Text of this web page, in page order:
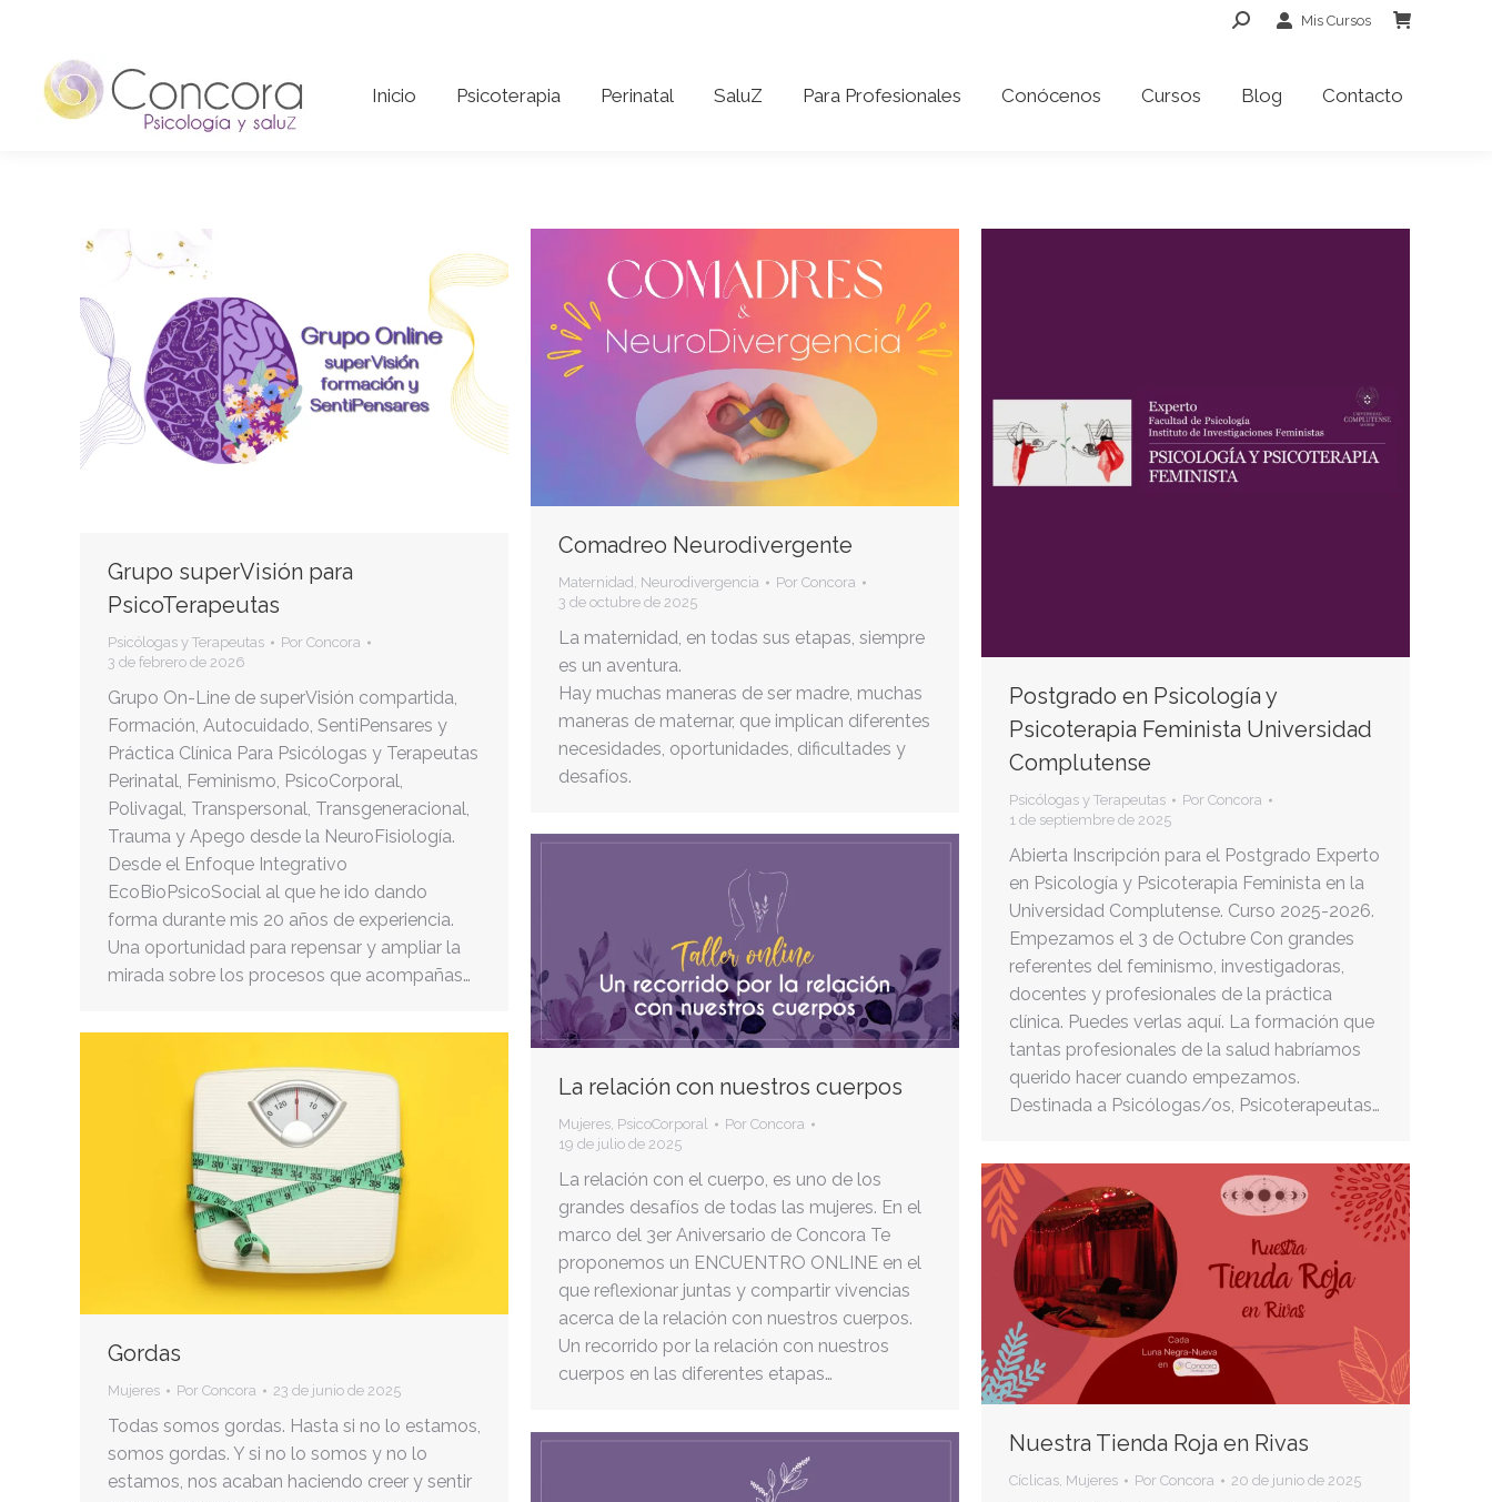
Buscar: Mis Cursos
Inicio Psicoterapia Perinatal SaluZ Para Profesionales Conócenos Cursos Blog Contacto
Grupo superVisión para
PsicoTerapeutas
Psicólogas y Terapeutas Por Concora
3 de febrero de 2026
Grupo On-Line de superVisión compartida,
Formación, Autocuidado, SentiPensares y
Práctica Clínica Para Psicólogas y Terapeutas
Perinatal, Feminismo, PsicoCorporal,
Polivagal, Transpersonal, Transgeneracional,
Trauma y Apego desde la NeuroFisiología.
Desde el Enfoque Integrativo
EcoBioPsicoSocial al que he ido dando
forma durante mis 20 años de experiencia.
Una oportunidad para repensar y ampliar la
mirada sobre los procesos que acompañas…
Comadreo Neurodivergente
Maternidad Neurodivergencia Por Concora
3 de octubre de 2025
La maternidad, en todas sus etapas, siempre
es un aventura.
Hay muchas maneras de ser madre, muchas
maneras de maternar, que implican diferentes
necesidades, oportunidades, dificultades y
desafíos.
Postgrado en Psicología y
Psicoterapia Feminista Universidad
Complutense
Psicólogas y Terapeutas Por Concora
1 de septiembre de 2025
Abierta Inscripción para el Postgrado Experto
en Psicología y Psicoterapia Feminista en la
Universidad Complutense. Curso 2025-2026.
Empezamos el 3 de Octubre Con grandes
referentes del feminismo, investigadoras,
docentes y profesionales de la práctica
clínica. Puedes verlas aquí. La formación que
tantas profesionales de la salud habríamos
querido hacer cuando empezamos.
Destinada a Psicólogas/os, Psicoterapeutas…
La relación con nuestros cuerpos
Mujeres, PsicoCorporal Por Concora
19 de julio de 2025
La relación con el cuerpo, es uno de los
grandes desafíos de todas las mujeres. En el
marco del 3er Aniversario de Concora Te
proponemos un ENCUENTRO ONLINE en el
que reflexionar juntas y compartir vivencias
acerca de la relación con nuestros cuerpos.
Un recorrido por la relación con nuestros
cuerpos en las diferentes etapas…
Gordas
Mujeres Por Concora 23 de junio de 2025
Todas somos gordas. Hasta si no lo estamos,
somos gordas. Y si no lo somos y no lo
estamos, nos acaban haciendo creer y sentir
Nuestra Tienda Roja en Rivas
Cíclicas, Mujeres Por Concora 20 de junio de 2025